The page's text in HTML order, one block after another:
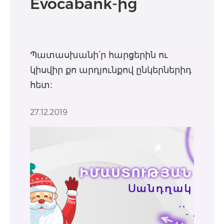
Evocabank-ից
Պատասխանի՛ր հարցերին ու
կիսվիր քո արդյունքով ընկերներիդ
հետ:
27.12.2019